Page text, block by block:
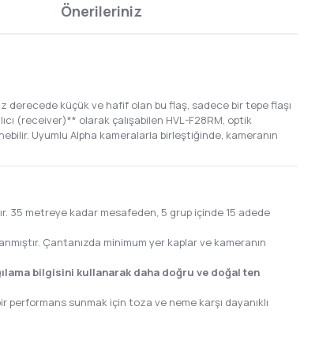
Önerileriniz
derecede küçük ve hafif olan bu flaş, sadece bir tepe flaşı
(receiver)** olarak çalışabilen HVL-F28RM, optik
Uyumlu Alpha kameralarla birleştiğinde, kameranın
35 metreye kadar mesafeden, 5 grup içinde 15 adede
Çantanızda minimum yer kaplar ve kameranın
bilgisini kullanarak daha doğru ve doğal ten
sunmak için toza ve neme karşı dayanıklı